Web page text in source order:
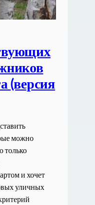
(версия
можно
только
и хочет
уличных